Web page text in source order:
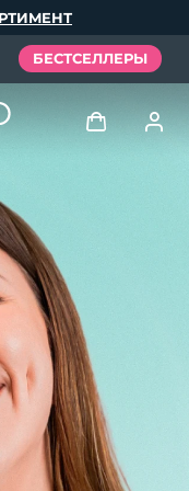
БЕСТСЕЛЛЕРЫ
пользователя
Мои приборы
Мои заказы
Мои адреса
Мои подписки
Español
Português
Русский
繁體中文